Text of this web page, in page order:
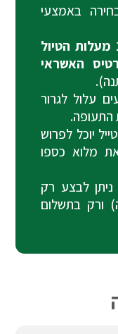
באמצעי
תשלום המקדמה בסך 10% מעלות הטיול
האשראי
עלול לגרור
התעופה.
יוכל לפרוש
מלוא כספו
לבצע רק
ורק בתשלום